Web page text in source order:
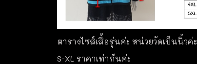
ตารางไซส์เสื้อรุ่นค่ะ หน่วยวัดเป็นนิ้วค่ะ
S-XL ราคาเท่ากันค่ะ